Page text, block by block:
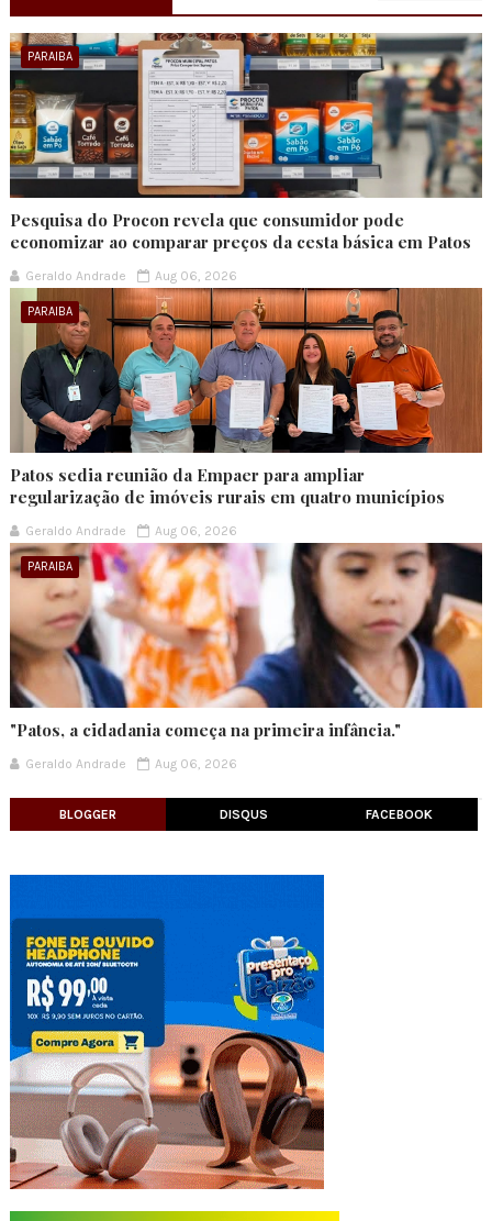
PARAIBA
Pesquisa do Procon revela que consumidor pode
economizar ao comparar preços da cesta básica em Patos
Geraldo Andrade Aug 06, 2026
PARAIBA
Patos sedia reunião da Empaer para ampliar
regularização de imóveis rurais em quatro municípios
Geraldo Andrade Aug 06, 2026
PARAIBA
"Patos, a cidadania começa na primeira infância."
Geraldo Andrade Aug 06, 2026
BLOGGER DISQUS FACEBOOK